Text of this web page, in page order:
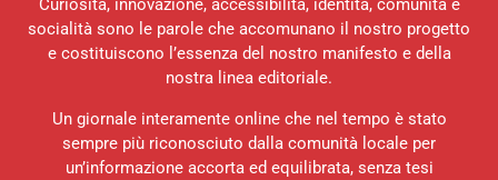
Curiosità, innovazione, accessibilità, identità, comunità e
socialità sono le parole che accomunano il nostro progetto
e costituiscono l’essenza del nostro manifesto e della
nostra linea editoriale.
Un giornale interamente online che nel tempo è stato
sempre più riconosciuto dalla comunità locale per
un’informazione accorta ed equilibrata, senza tesi